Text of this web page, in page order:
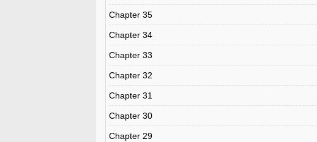
Chapter 35
Chapter 34
Chapter 33
Chapter 32
Chapter 31
Chapter 30
Chapter 29